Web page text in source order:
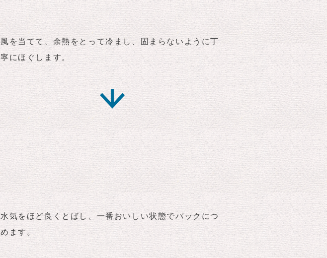
風を当てて、余熱をとって冷まし、固まらないように丁
寧にほぐします。
水気をほど良くとばし、一番おいしい状態でパックにつ
めます。